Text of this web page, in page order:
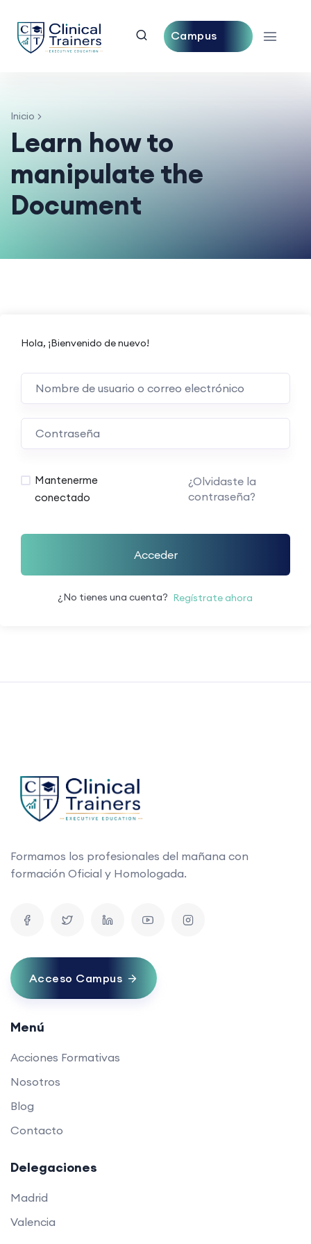
Campus
Inicio
Learn how to
manipulate the
Document
Hola, ¡Bienvenido de nuevo!
Mantenerme
conectado
¿Olvidaste la
contraseña?
Acceder
¿No tienes una cuenta? Regístrate ahora
Formamos los profesionales del mañana con
formación Oficial y Homologada.
Acceso Campus
Menú
Acciones Formativas
Nosotros
Blog
Contacto
Delegaciones
Madrid
Valencia